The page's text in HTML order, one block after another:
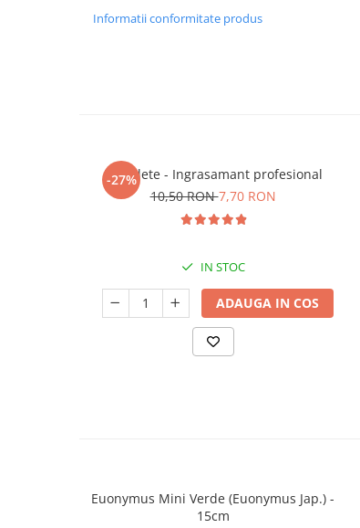
Informatii conformitate produs
-27%
5 Tablete - Ingrasamant profesional
10,50 RON7,70 RON
IN STOC
ADAUGA IN COS
Euonymus Mini Verde (Euonymus Jap.) -
15cm